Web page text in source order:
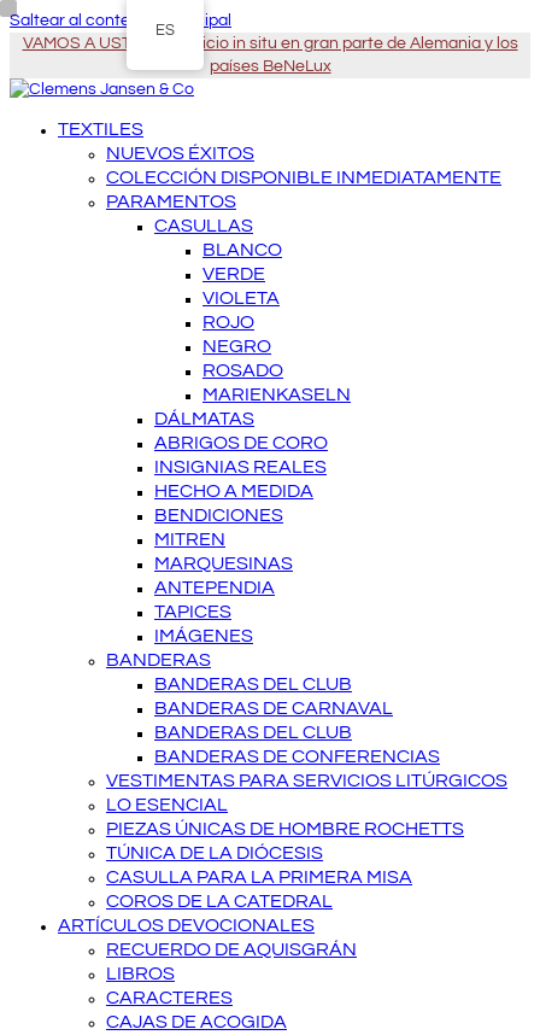
Saltear al contenido principal
VAMOS A USTED - Servicio in situ en gran parte de Alemania y los
países BeNeLux
TEXTILES
NUEVOS ÉXITOS
COLECCIÓN DISPONIBLE INMEDIATAMENTE
PARAMENTOS
CASULLAS
BLANCO
VERDE
VIOLETA
ROJO
NEGRO
ROSADO
MARIENKASELN
DÁLMATAS
ABRIGOS DE CORO
INSIGNIAS REALES
HECHO A MEDIDA
BENDICIONES
MITREN
MARQUESINAS
ANTEPENDIA
TAPICES
IMÁGENES
BANDERAS
BANDERAS DEL CLUB
BANDERAS DE CARNAVAL
BANDERAS DEL CLUB
BANDERAS DE CONFERENCIAS
VESTIMENTAS PARA SERVICIOS LITÚRGICOS
LO ESENCIAL
PIEZAS ÚNICAS DE HOMBRE ROCHETTS
TÚNICA DE LA DIÓCESIS
CASULLA PARA LA PRIMERA MISA
COROS DE LA CATEDRAL
ARTÍCULOS DEVOCIONALES
RECUERDO DE AQUISGRÁN
LIBROS
CARACTERES
CAJAS DE ACOGIDA
ES